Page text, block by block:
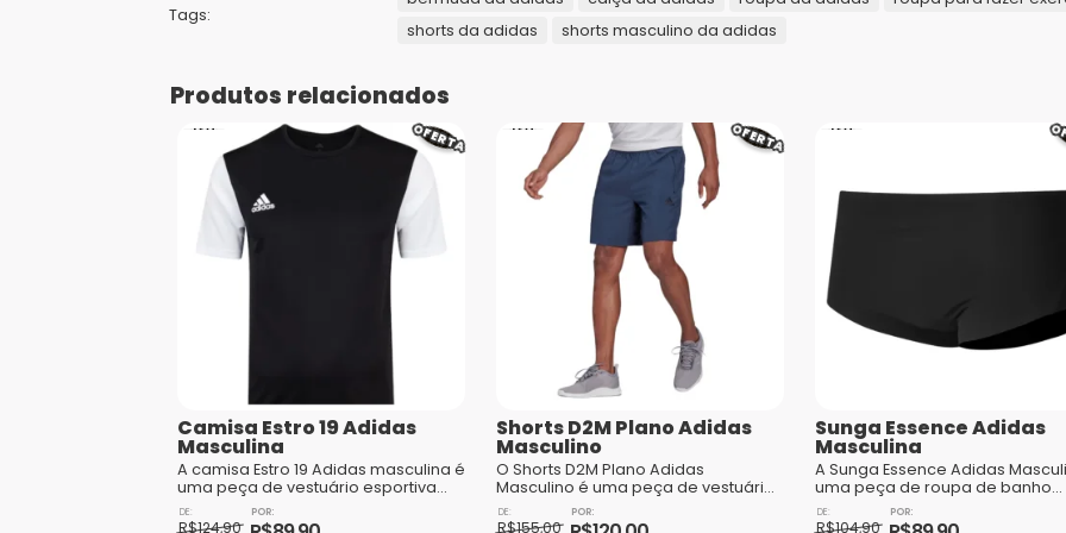
Marcas
Tamanhos
Sua avaliação*
Sua avaliação sobre o produto
comentários são processados
Tags:
shorts da adidas
shorts masculino da adidas
Produtos relacionados
OFERTA
Camisa Estro 19 Adidas
Masculina
A camisa Estro 19 Adidas masculina é
uma peça de vestuário esportiva
que combina estilo e
funcionalidade. Feita com materiais
R$124,90
O
O
OFERTA
Shorts D2M Plano Adidas
Masculino
O Shorts D2M Plano Adidas
Masculino é uma peça de vestuário
versátil e confortável, ideal para
quem busca praticidade e estilo em
R$155,00
O
O
Sunga Essence Adidas
Masculina
A Sunga Essence Adidas
uma peça de roupa de banho
essencial para os homens que
desejam aproveitar os dias de
R$104,90
O
O